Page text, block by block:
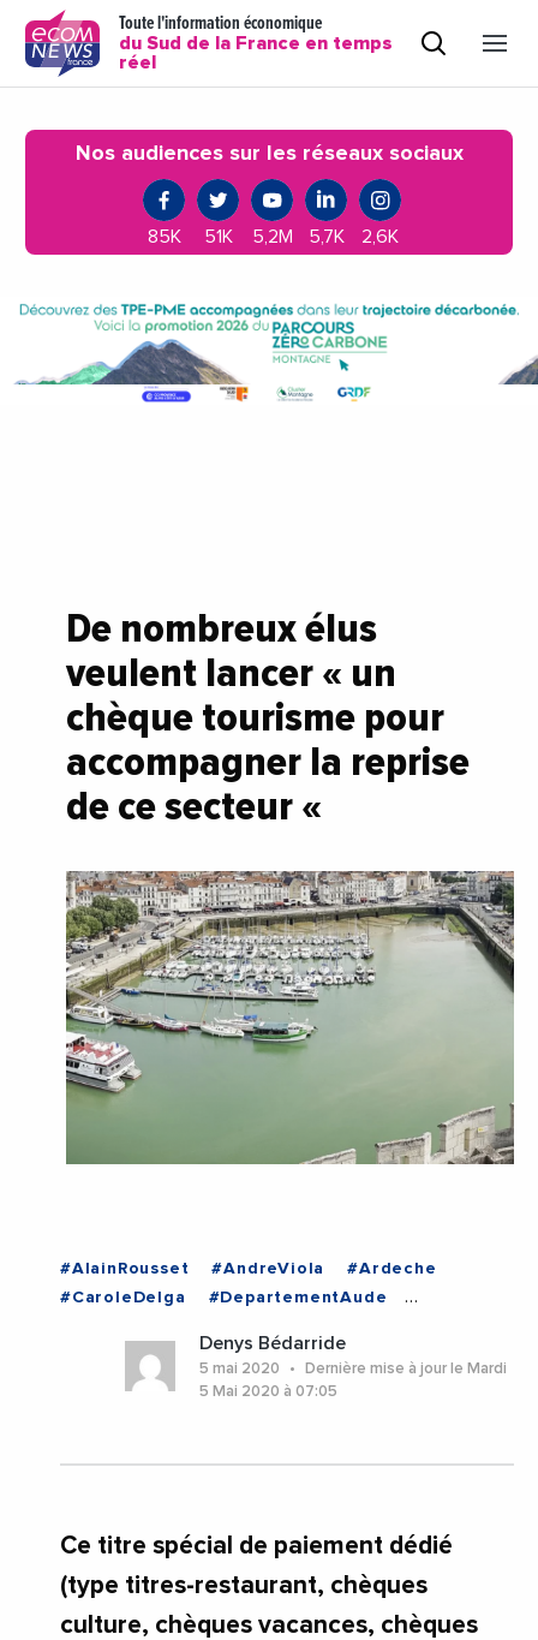
Toute l'information économique
du Sud de la France en temps
réel
Nos audiences sur les réseaux sociaux
85K 51K 5,2M 5,7K 2,6K
De nombreux élus
veulent lancer « un
chèque tourisme pour
accompagner la reprise
de ce secteur «
#AlainRousset #AndreViola
#Ardeche
#CaroleDelga
#DepartementAude
#InfosNationales
#Landes
#NouvelleAquitaine
#Landes
#NouvelleAquitaine
Denys Bédarride
5 mai 2020
Dernière mise à jour le Mardi
5 Mai 2020 à 07:05
Ce titre spécial de paiement dédié
(type titres-restaurant, chèques
culture, chèques vacances, chèques